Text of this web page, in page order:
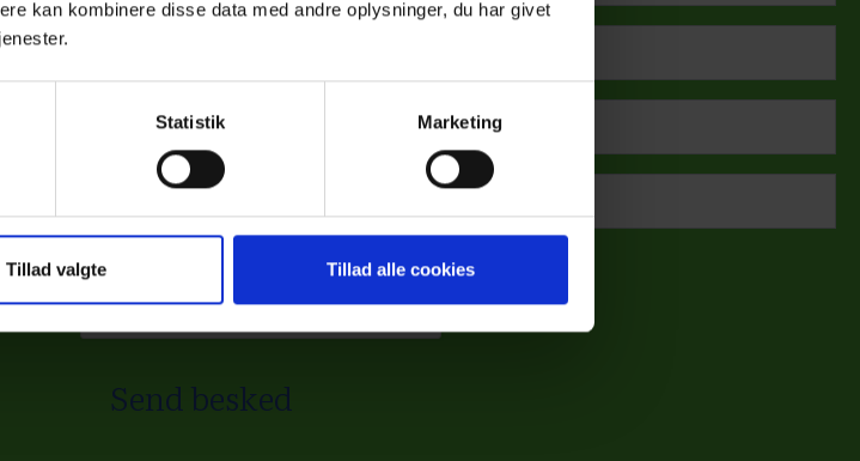
kan kombinere disse data med andre oplysninger, du har givet
Statistik Marketing
Tillad valgte Tillad alle cookies
Send besked